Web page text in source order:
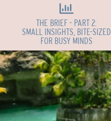
THE BRIEF - PART 2:
SMALL INSIGHTS, BITE-SIZED
FOR BUSY MINDS